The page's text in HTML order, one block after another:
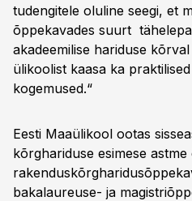
tudengitele oluline seegi, et
õppekavades suurt
akadeemilise hariduse
ülikoolist kaasa ka
kogemused.“
Eesti Maaülikool ootas
kõrghariduse esimese
bakalaureuse- ja